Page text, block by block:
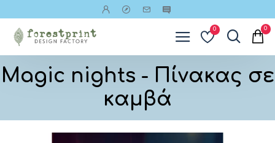
0 0
Magic nights - Πίνακας σε
καμβά